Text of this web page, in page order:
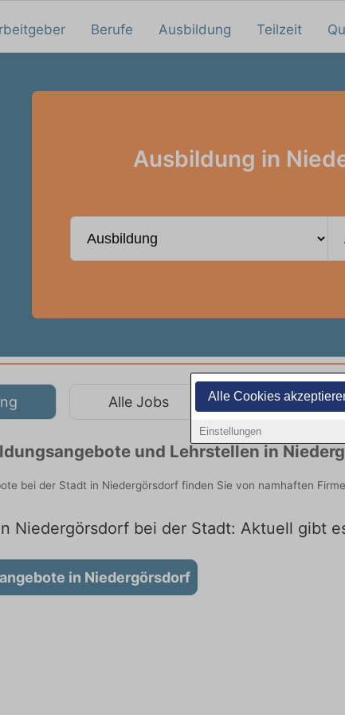
Alle Cookies
Einstellungen
Berufe Ausbildung Teilzeit
Ausbildung in
Alle Jobs Teilzeit
und Lehrstellen in
bei der Stadt in Niedergörsdorf finden Sie von namhaften
Niedergörsdorf bei der Stadt: Aktuell gibt
in Niedergörsdorf